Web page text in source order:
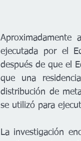
ejecutada por el
después de que el
que una
distribución de
se utilizó para
La investigación